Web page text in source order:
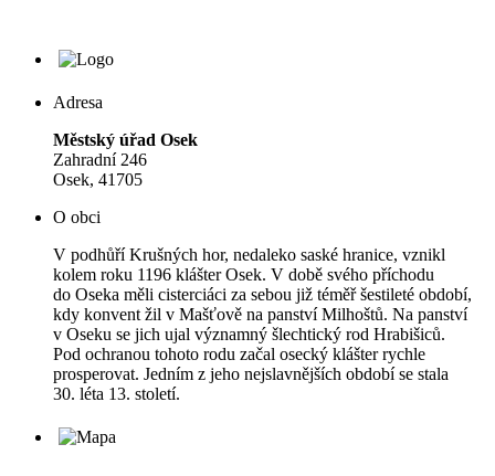
Adresa
Městský úřad Osek
Zahradní 246
Osek, 41705
O obci
V podhůří Krušných hor, nedaleko saské hranice, vznikl
kolem roku 1196 klášter Osek. V době svého příchodu
do Oseka měli cisterciáci za sebou již téměř šestileté období,
kdy konvent žil v Mašťově na panství Milhoštů. Na panství
v Oseku se jich ujal významný šlechtický rod Hrabišiců.
Pod ochranou tohoto rodu začal osecký klášter rychle
prosperovat. Jedním z jeho nejslavnějších období se stala
30. léta 13. století.